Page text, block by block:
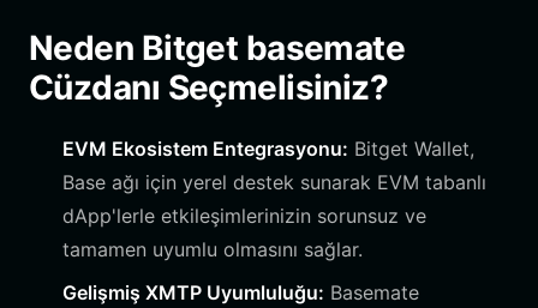
Neden Bitget basemate
Cüzdanı Seçmelisiniz?
EVM Ekosistem Entegrasyonu: Bitget Wallet,
Base ağı için yerel destek sunarak EVM tabanlı
dApp'lerle etkileşimlerinizin sorunsuz ve
tamamen uyumlu olmasını sağlar.
Gelişmiş XMTP Uyumluluğu: Basemate